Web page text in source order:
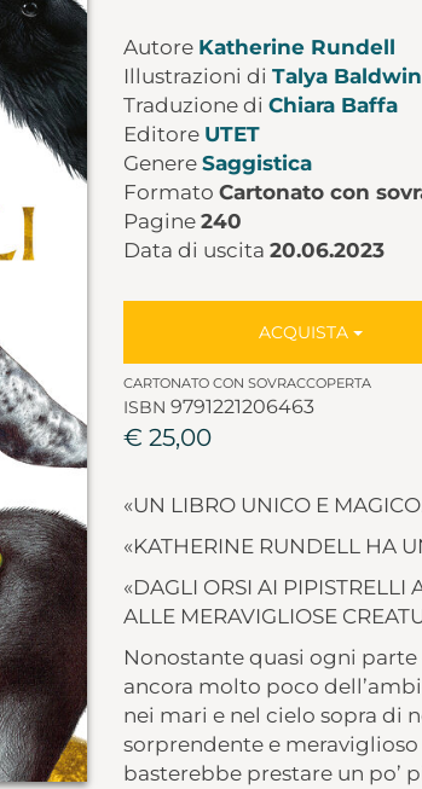
Autore Katherine Rundell
Illustrazioni di Talya Baldwin
Traduzione di Chiara Baffa
Editore UTET
Genere Saggistica
Formato Cartonato con
Pagine 240
Data di uscita 20.06.2023
ACQUISTA
CARTONATO CON SOVRACCOPERTA
ISBN 9791221206463
€ 25,00
«UN LIBRO UNICO E
«KATHERINE RUNDELL HA
«DAGLI ORSI AI PIPISTRELLI
ALLE MERAVIGLIOSE
Nonostante quasi ogni
ancora molto poco
nei mari e nel cielo sopra di
sorprendente e
basterebbe prestare un po’